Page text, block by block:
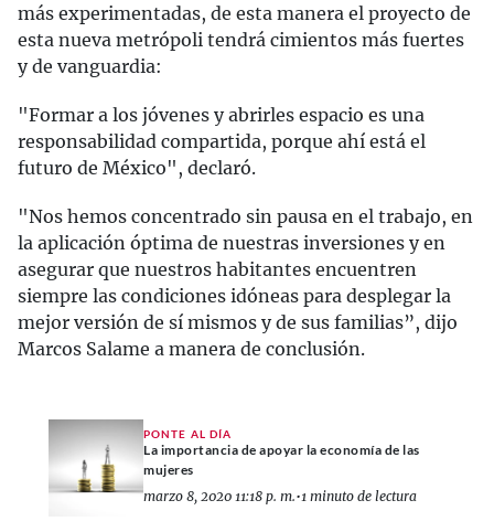
más experimentadas, de esta manera el proyecto de
esta nueva metrópoli tendrá cimientos más fuertes
y de vanguardia:
"Formar a los jóvenes y abrirles espacio es una
responsabilidad compartida, porque ahí está el
futuro de México", declaró.
"Nos hemos concentrado sin pausa en el trabajo, en
la aplicación óptima de nuestras inversiones y en
asegurar que nuestros habitantes encuentren
siempre las condiciones idóneas para desplegar la
mejor versión de sí mismos y de sus familias”, dijo
Marcos Salame a manera de conclusión.
PONTE AL DÍA
La importancia de apoyar la economía de las
mujeres
marzo 8, 2020 11:18 p. m.•1 minuto de lectura